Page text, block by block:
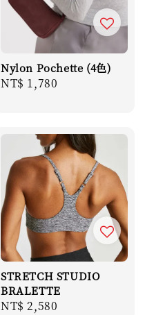
Nylon Pochette (4色)
Regular
NT$ 1,780
STRETCH STUDIO
BRALETTE
Regular
NT$ 2,580